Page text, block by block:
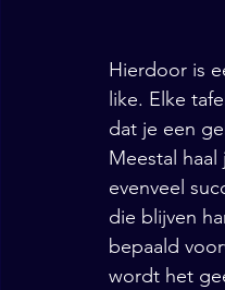
Hierdoor is
like. Elke
dat je een
Meestal
evenveel
die blijven
bepaald
wordt het